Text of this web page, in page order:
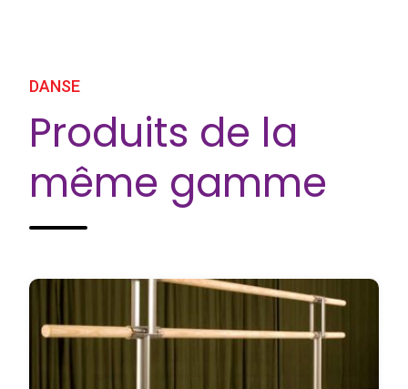
DANSE
Produits de la
même gamme